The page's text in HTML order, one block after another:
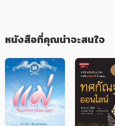
หนังสือที่คุณน่าจะสนใจ